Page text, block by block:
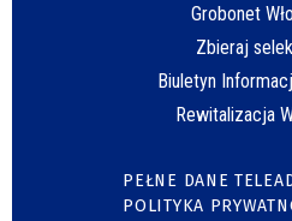
Grobonet
Zbieraj
Biuletyn
Rewitalizacja
PEŁNE DANE
POLITYKA